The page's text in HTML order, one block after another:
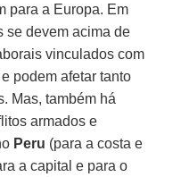
para a Europa. Em
se devem acima de
vinculados com
podem afetar tanto
Mas, também há
armados e
Peru (para a costa e
a capital e para o